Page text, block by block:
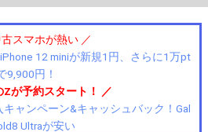
古スマホが熱い ／
12 miniが新規1円、さらに1万pt
9,900円！
Zが予約スタート！ ／
ャンペーン&キャッシュバック！Gal
Ultraが安い